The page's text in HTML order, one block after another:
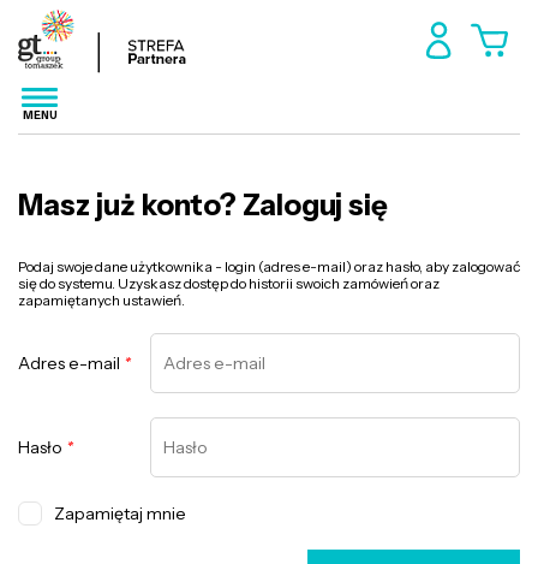
MENU
Masz już konto? Zaloguj się
Podaj swoje dane użytkownika - login (adres e-mail) oraz hasło, aby zalogować
się do systemu. Uzyskasz dostęp do historii swoich zamówień oraz
zapamiętanych ustawień.
Adres e-mail *
Hasło *
Zapamiętaj mnie